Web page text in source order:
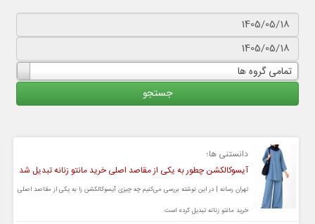
تمامی گروه ها
دانستنی ها؛
آیسوکالکشن چطور به یکی از مقاصد اصلی خرید مانتو زنانه تبدیل شد
تهران رسانه | در این نوشته بررسی می‌کنیم چه چیزی آیسوکالکشن را به یکی از مقاصد اصلی
خرید مانتو زنانه تبدیل کرده است.